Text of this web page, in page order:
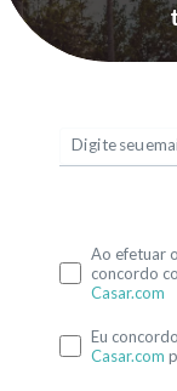
Digite seu
Ao efetuar
concordo
Casar.com
Eu
Casar.com